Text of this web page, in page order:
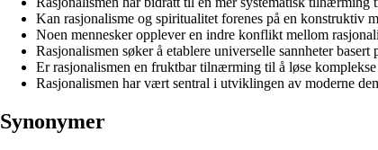
Kan rasjonalisme og spiritualitet forenes på en konstruktiv
Noen mennesker opplever en indre konflikt mellom
Rasjonalismen søker å etablere universelle sannheter basert
Er rasjonalismen en fruktbar tilnærming til å løse
Rasjonalismen har vært sentral i utviklingen av moderne
Synonymer